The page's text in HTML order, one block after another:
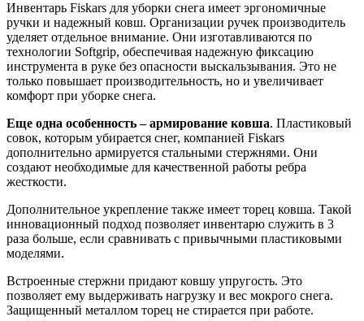
Инвентарь Fiskars для уборки снега имеет эргономичные
ручки и надежный ковш. Организации ручек производитель
уделяет отдельное внимание. Они изготавливаются по
технологии Softgrip, обеспечивая надежную фиксацию
инструмента в руке без опасности выскальзывания. Это не
только повышает производительность, но и увеличивает
комфорт при уборке снега.
Еще одна особенность – армирование ковша. Пластиковый
совок, которым убирается снег, компанией Fiskars
дополнительно армируется стальными стержнями. Они
создают необходимые для качественной работы ребра
жесткости.
Дополнительное укрепление также имеет торец ковша. Такой
инновационный подход позволяет инвентарю служить в 3
раза больше, если сравнивать с привычными пластиковыми
моделями.
Встроенные стержни придают ковшу упругость. Это
позволяет ему выдерживать нагрузку и вес мокрого снега.
Защищенный металлом торец не стирается при работе.